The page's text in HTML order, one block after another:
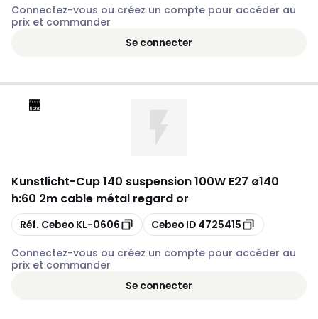
Connectez-vous ou créez un compte pour accéder au
prix et commander
Se connecter
Kunstlicht-Cup 140 suspension 100W E27 ø140
h:60 2m cable métal regard or
Copier
Réf. Cebeo KL-0606 Copier
Cebeo ID 4725415
Connectez-vous ou créez un compte pour accéder au
prix et commander
Se connecter